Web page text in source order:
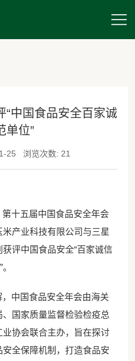
“中国食品安全百家诚
单位”
25 浏览次数: 21
五届中国食品安全年会
产业科技有限公司与三星
评中国食品安全“百家诚信
国食品安全年会由海关
国家质量监督检验检疫总
协会联合主办，旨在探讨
全保障机制，打造食品安